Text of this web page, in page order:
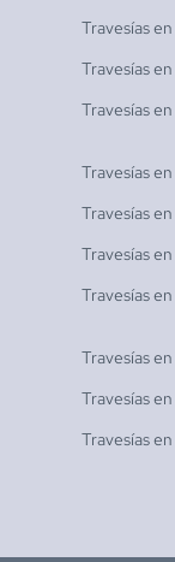
Travesías en
Travesías en
Travesías en
Travesías en
Travesías en
Travesías en
Travesías en
Travesías en
Travesías en
Travesías en